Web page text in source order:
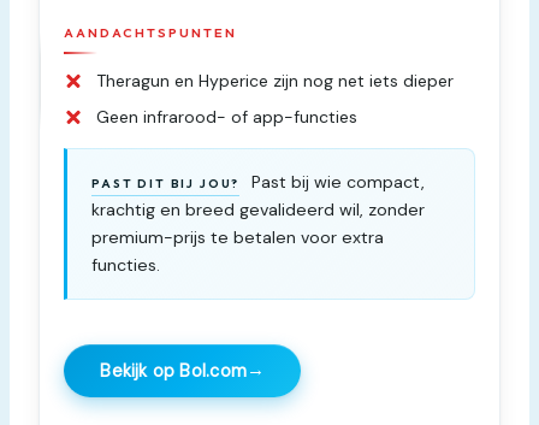
AANDACHTSPUNTEN
Theragun en Hyperice zijn nog net iets dieper
Geen infrarood- of app-functies
PAST DIT BIJ JOU?
Past bij wie compact,
krachtig en breed gevalideerd wil, zonder
premium-prijs te betalen voor extra
functies.
Bekijk op Bol.com→